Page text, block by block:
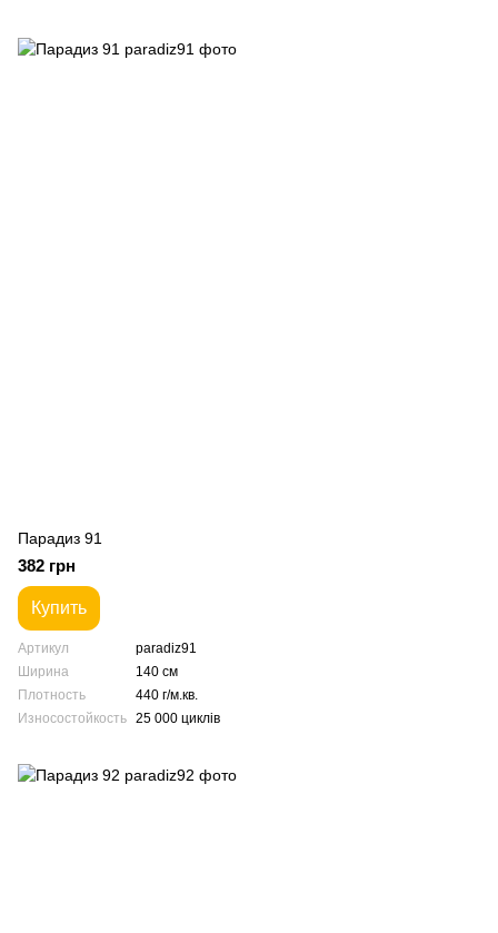
Парадиз 91
382 грн
Купить
Артикул
paradiz91
Ширина
140 см
Плотность
440 г/м.кв.
Износостойкость 25 000 циклів